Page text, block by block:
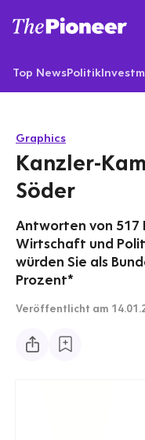
Top NewsPolitik
Graphics
Kanzler-
Söder
Antworten von 517
Wirtschaft und
würden Sie als
Prozent*
Veröffentlicht am